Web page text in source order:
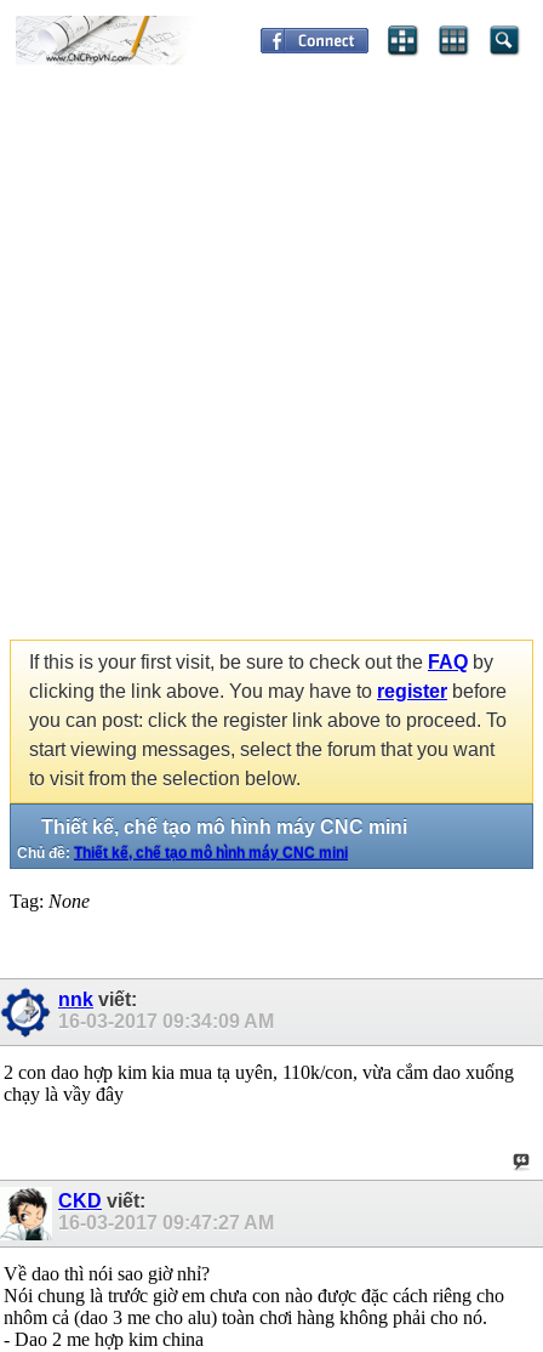
If this is your first visit, be sure to check out the FAQ by
clicking the link above. You may have to register before
you can post: click the register link above to proceed. To
start viewing messages, select the forum that you want
to visit from the selection below.
Thiết kế, chế tạo mô hình máy CNC mini
Chủ đề: Thiết kế, chế tạo mô hình máy CNC mini
Tag: None
nnk viết:
16-03-2017 09:34:09 AM
2 con dao hợp kim kia mua tạ uyên, 110k/con, vừa cắm dao xuống
chạy là vầy đây
CKD viết:
16-03-2017 09:47:27 AM
Về dao thì nói sao giờ nhỉ?
Nói chung là trước giờ em chưa con nào được đặc cách riêng cho
nhôm cả (dao 3 me cho alu) toàn chơi hàng không phải cho nó.
- Dao 2 me hợp kim china